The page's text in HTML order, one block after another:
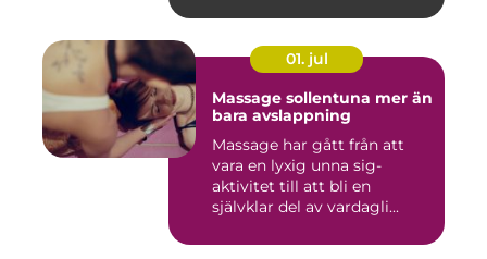
01. jul
Massage sollentuna mer än
bara avslappning
Massage har gått från att
vara en lyxig unna sig-
aktivitet till att bli en
självklar del av vardagli...